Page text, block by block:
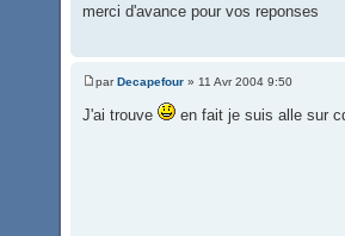
merci d'avance pour vos reponses
par Decapefour » 11 Avr 2004 9:50
J'ai trouve en fait je suis alle sur